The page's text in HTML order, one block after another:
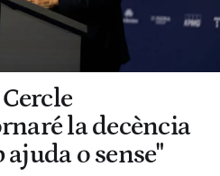
la decència
o sense"